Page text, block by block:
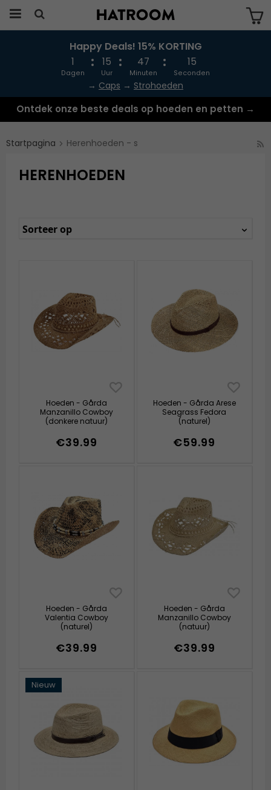
Produkten har blivit tillagd i varukorgen
Happy Deals! 15% KORTING
1
Dagen
15
Uur
47
Minuten
14
Seconden
→ Caps → Strohoeden
Ontdek onze beste deals op hoeden en petten →
Startpagina Herenhoeden - s
HERENHOEDEN
Sorteer op
Hoeden - Gårda
Manzanillo Cowboy
(donkere natuur)
€39.99
Hoeden - Gårda Arese
Seagrass Fedora
(naturel)
€59.99
Hoeden - Gårda
Valentia Cowboy
(naturel)
€39.99
Hoeden - Gårda
Manzanillo Cowboy
(natuur)
€39.99
Nieuw